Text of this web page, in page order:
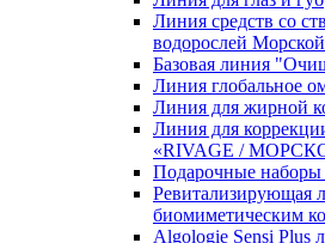
Линия средств со
водорослей
Базовая линия
Линия глобальное
Линия для жирной
Линия для
«RIVAGE /
Подарочные
Ревитализирующая
биомиметическим
Algologie Sensi Plus